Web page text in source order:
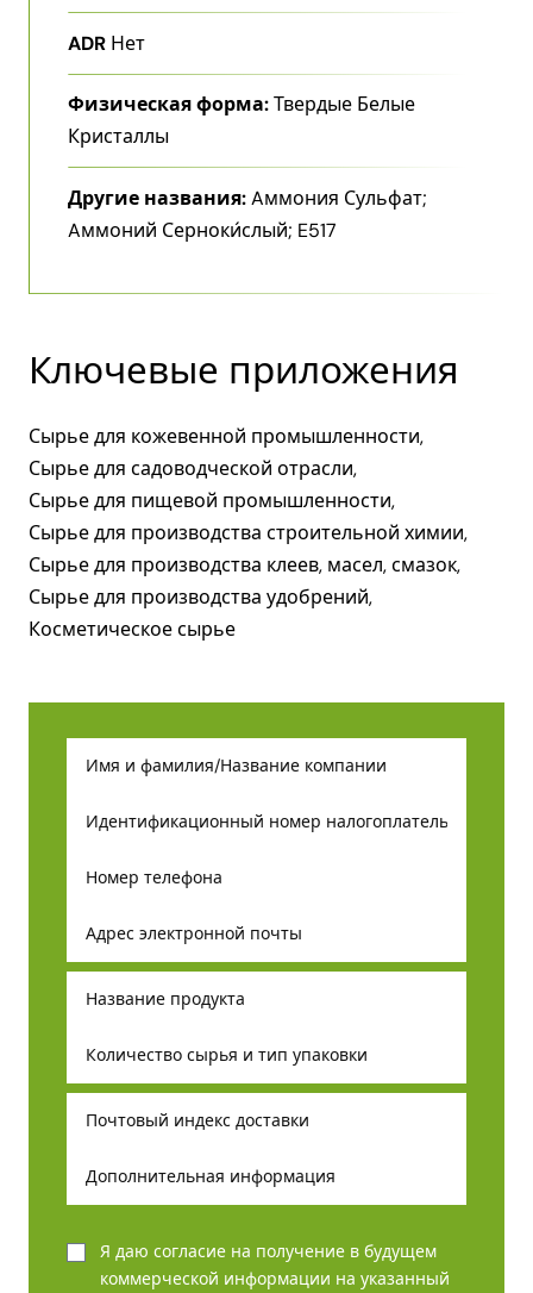
ADR Нет
Физическая форма:Твердые Белые
Кристаллы
Другие названия:Aммония Сульфат;
Aммоний Серноки́слый; E517
Ключевые приложения
Сырье для кожевенной промышленности,
Сырье для садоводческой отрасли,
Сырье для пищевой промышленности,
Сырье для производства строительной химии,
Сырье для производства клеев, масел, смазок,
Сырье для производства удобрений,
Косметическое сырье
Я даю согласие на получение в будущем
коммерческой информации на указанный